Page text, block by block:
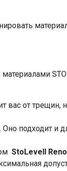
вас от трещин,
. Оно подходит и
StoLevell Reno